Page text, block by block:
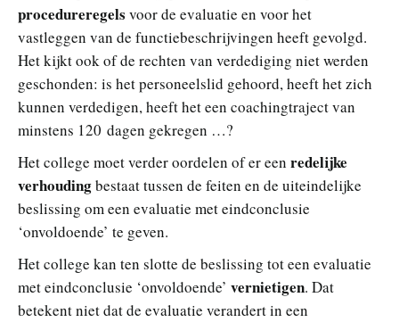
procedureregels voor de evaluatie en voor het
vastleggen van de functiebeschrijvingen heeft gevolgd.
Het kijkt ook of de rechten van verdediging niet werden
geschonden: is het personeelslid gehoord, heeft het zich
kunnen verdedigen, heeft het een coachingtraject van
minstens 120 dagen gekregen …?
Het college moet verder oordelen of er een redelijke
verhoudingbestaat tussen de feiten en de uiteindelijke
beslissing om een evaluatie met eindconclusie
‘onvoldoende’ te geven.
Het college kan ten slotte de beslissing tot een evaluatie
met eindconclusie ‘onvoldoende’ vernietigen. Dat
betekent niet dat de evaluatie verandert in een